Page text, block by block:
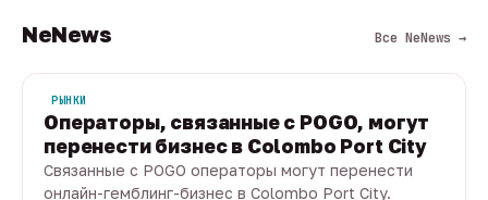
NeNews Все NeNews →
РЫНКИ
Операторы, связанные с POGO, могут
перенести бизнес в Colombo Port City
Связанные с POGO операторы могут перенести
онлайн-гемблинг-бизнес в Colombo Port City.